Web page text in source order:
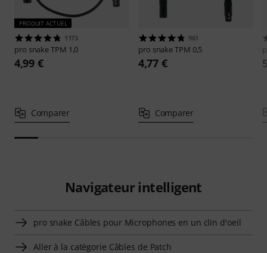
PRODUIT ACTUEL
1173
pro snakeTPM 1,0
4,99 €
Comparer
961
pro snakeTPM 0,5
4,77 €
Comparer
Navigateur intelligent
pro snake Câbles pour Microphones en un clin d'oeil
Aller à la catégorie Câbles de Patch